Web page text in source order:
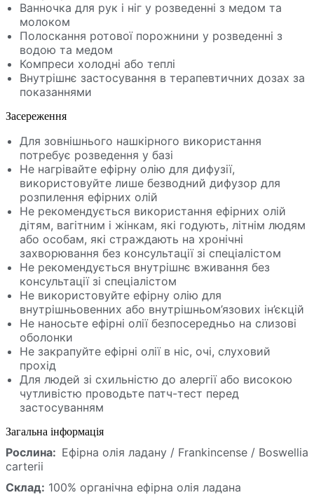
Ванночка для рук і ніг у розведенні з медом та
молоком
Полоскання ротової порожнини у розведенні з
водою та медом
Компреси холодні або теплі
Внутрішнє застосування в терапевтичних дозах за
показаннями
Засереження
Для зовнішнього нашкірного використання
потребує розведення у базі
Не нагрівайте ефірну олію для дифузії,
використовуйте лише безводний дифузор для
розпилення ефірних олій
Не рекомендується використання ефірних олій
дітям, вагітним і жінкам, які годують, літнім людям
або особам, які страждають на хронічні
захворювання без консультації зі спеціалістом
Не рекомендується внутрішнє вживання без
консультації зі спеціалістом
Не використовуйте ефірну олію для
внутрішньовенних або внутрішньом’язових ін’єкцій
Не наносьте ефірні олії безпосередньо на слизові
оболонки
Не закрапуйте ефірні олії в ніс, очі, слуховий
прохід
Для людей зі схильністю до алергії або високою
чутливістю проводьте патч-тест перед
застосуванням
Загальна інформація
Рослина: Ефірна олія ладану / Frankincense / Boswellia
carterii
Склад: 100% органічна ефірна олія ладана